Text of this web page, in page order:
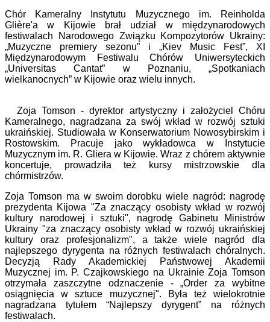
Chór Kameralny Instytutu Muzycznego im. Reinholda
Glière'a w Kijowie brał udział w międzynarodowych
festiwalach Narodowego Związku Kompozytorów Ukrainy:
„Muzyczne premiery sezonu” i „Kiev Music Fest”, XI
Międzynarodowym Festiwalu Chórów Uniwersyteckich
„Universitas Cantat” w Poznaniu, „Spotkaniach
wielkanocnych” w Kijowie oraz wielu innych.
Zoja Tomson - dyrektor artystyczny i założyciel Chóru
Kameralnego, nagradzana za swój wkład w rozwój sztuki
ukraińskiej. Studiowała w Konserwatorium Nowosybirskim i
Rostowskim. Pracuje jako wykładowca w Instytucie
Muzycznym im. R. Gliera w Kijowie. Wraz z chórem aktywnie
koncertuje, prowadziła też kursy mistrzowskie dla
chórmistrzów.
Zoja Tomson ma w swoim dorobku wiele nagród: nagrodę
prezydenta Kijowa "Za znaczący osobisty wkład w rozwój
kultury narodowej i sztuki", nagrodę Gabinetu Ministrów
Ukrainy "za znaczący osobisty wkład w rozwój ukraińskiej
kultury oraz profesjonalizm", a także wiele nagród dla
najlepszego dyrygenta na różnych festiwalach chóralnych.
Decyzją Rady Akademickiej Państwowej Akademii
Muzycznej im. P. Czajkowskiego na Ukrainie Zoja Tomson
otrzymała zaszczytne odznaczenie - „Order za wybitne
osiągnięcia w sztuce muzycznej". Była też wielokrotnie
nagradzana tytułem “Najlepszy dyrygent” na różnych
festiwalach.